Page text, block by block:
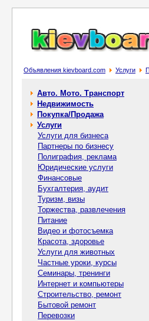
Объявления kievboard.com Услуги
Авто. Мото. Транспорт
Недвижимость
Покупка/Продажа
Услуги
Услуги для бизнеса
Партнеры по бизнесу
Полиграфия, реклама
Юридические услуги
Финансовые
Бухгалтерия, аудит
Туризм, визы
Торжества, развлечения
Питание
Видео и фотосъемка
Красота, здоровье
Услуги для животных
Частные уроки, курсы
Семинары, тренинги
Интернет и компьютеры
Строительство, ремонт
Бытовой ремонт
Перевозки